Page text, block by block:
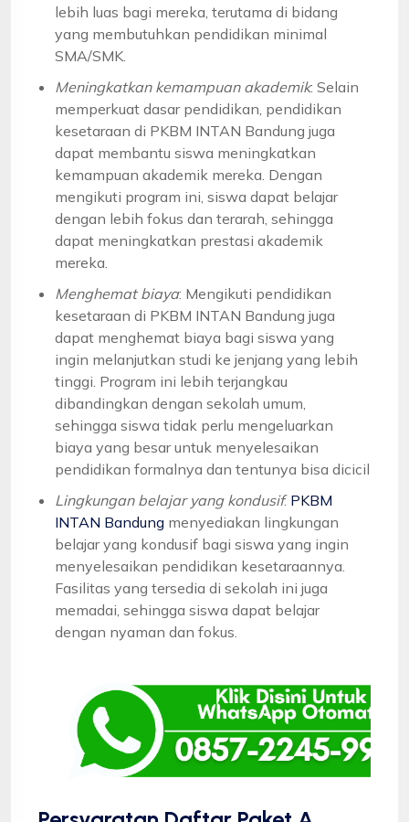
lebih luas bagi mereka, terutama di bidang
yang membutuhkan pendidikan minimal
SMA/SMK.
Meningkatkan kemampuan akademik: Selain
memperkuat dasar pendidikan, pendidikan
kesetaraan di PKBM INTAN Bandung juga
dapat membantu siswa meningkatkan
kemampuan akademik mereka. Dengan
mengikuti program ini, siswa dapat belajar
dengan lebih fokus dan terarah, sehingga
dapat meningkatkan prestasi akademik
mereka.
Menghemat biaya: Mengikuti pendidikan
kesetaraan di PKBM INTAN Bandung juga
dapat menghemat biaya bagi siswa yang
ingin melanjutkan studi ke jenjang yang lebih
tinggi. Program ini lebih terjangkau
dibandingkan dengan sekolah umum,
sehingga siswa tidak perlu mengeluarkan
biaya yang besar untuk menyelesaikan
pendidikan formalnya dan tentunya bisa dicicil
Lingkungan belajar yang kondusif: PKBM
INTAN Bandung menyediakan lingkungan
belajar yang kondusif bagi siswa yang ingin
menyelesaikan pendidikan kesetaraannya.
Fasilitas yang tersedia di sekolah ini juga
memadai, sehingga siswa dapat belajar
dengan nyaman dan fokus.